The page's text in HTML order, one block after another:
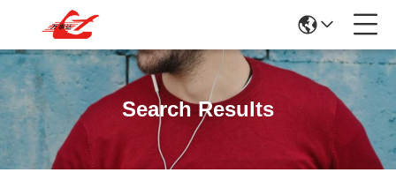
Search Results